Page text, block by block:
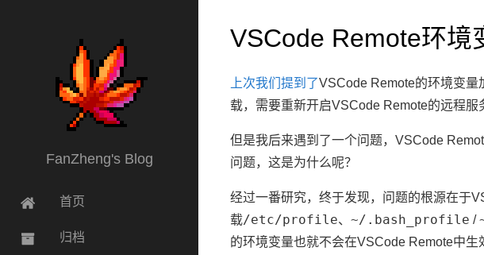
FanZheng's Blog
首页
归档
VSCode Remote环
上次我们提到了VSCode Remote的环境变量
载，需要重新开启VSCode Remote的远程服
但是我后来遇到了一个问题，VSCode
问题，这是为什么呢？
经过一番研究，终于发现，问题的根源在于
载/etc/profile、 ~/.bash_profile /
的环境变量也就不会在VSCode Remote中